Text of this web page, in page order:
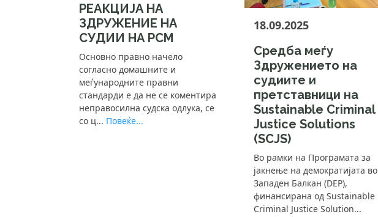
РЕАКЦИЈА НА
ЗДРУЖЕНИЕ НА
СУДИИ НА РСМ
Основно правно начело
согласно домашните и
меѓународните правни
стандарди е да не се коментира
неправосилна судска одлука, се
со ц... Повеќе...
18.09.2025
Средба меѓу
Здружението на
судиите и
претставници на
Sustainable Criminal
Justice Solutions
(SCJS)
Во рамки на Програмата за
јакнење на демократијата во
Западен Балкан (DEP),
финансирана од Sustainable
Criminal Justice Solution...